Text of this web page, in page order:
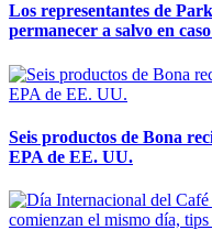
Los representantes de
permanecer a salvo en
Seis productos de Bona
EPA de EE. UU.